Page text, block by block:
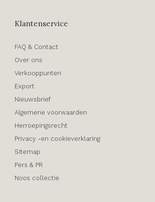
Klantenservice
FAQ & Contact
Over ons
Verkooppunten
Export
Nieuwsbrief
Algemene voorwaarden
Herroepingsrecht
Privacy -en cookieverklaring
Sitemap
Pers & PR
Noos collectie